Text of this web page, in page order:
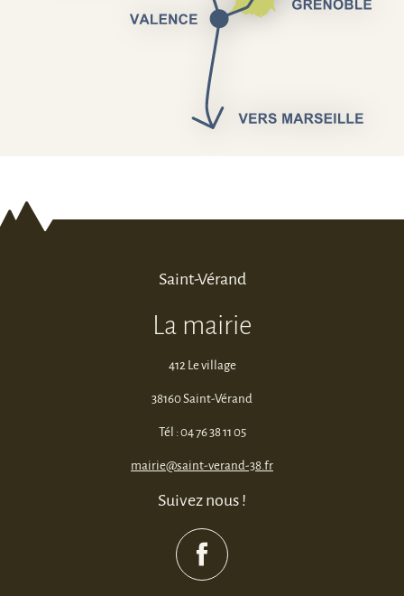
Saint-Vérand
La mairie
412 Le village
38160 Saint-Vérand
Tél : 04 76 38 11 05
mairie@saint-verand-38.fr
Suivez nous !